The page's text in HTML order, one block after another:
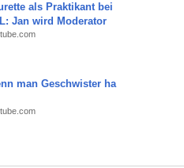
als Praktikant bei
Jan wird Moderator
man Geschwister ha